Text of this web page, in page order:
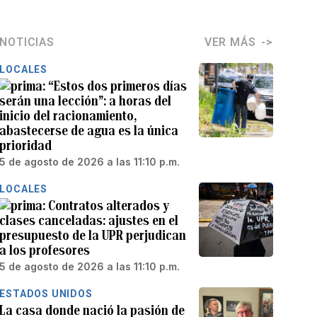
NOTICIAS VER MÁS
LOCALES
“Estos dos primeros días
serán una lección”: a horas del
inicio del racionamiento,
abastecerse de agua es la única
prioridad
5 de agosto de 2026 a las 11:10 p.m.
LOCALES
Contratos alterados y
clases canceladas: ajustes en el
presupuesto de la UPR perjudican
a los profesores
5 de agosto de 2026 a las 11:10 p.m.
ESTADOS UNIDOS
La casa donde nació la pasión de